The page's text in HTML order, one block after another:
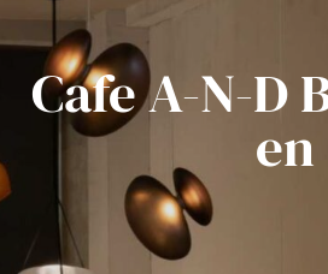
Cafe A-N-D